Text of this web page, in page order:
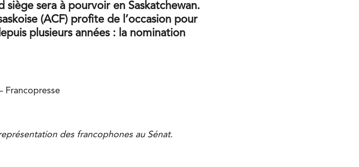
siège sera à pourvoir en Saskatchewan.
(ACF) profite de l’occasion pour
plusieurs années : la nomination
Francopresse
des francophones au Sénat.